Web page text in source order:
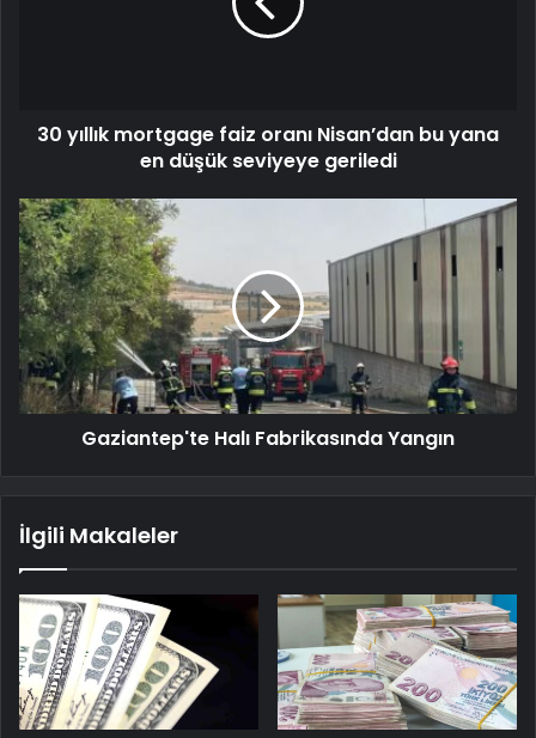
30 yıllık mortgage faiz oranı Nisan’dan bu yana
en düşük seviyeye geriledi
Gaziantep'te Halı Fabrikasında Yangın
İlgili Makaleler